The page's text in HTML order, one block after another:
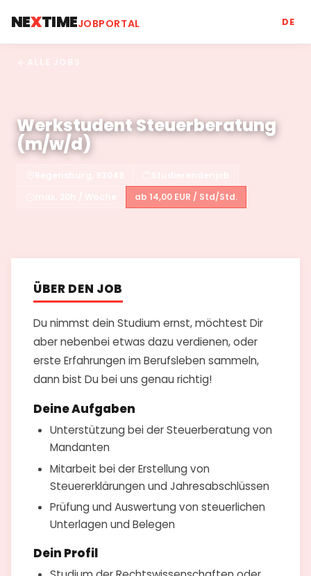
NEXTIMEJOBPORTAL DE
Werkstudent Steuerberatung
(m/w/d)
ab 14,00 EUR / Std/Std.
ÜBER DEN JOB
Du nimmst dein Studium ernst, möchtest Dir
aber nebenbei etwas dazu verdienen, oder
erste Erfahrungen im Berufsleben sammeln,
dann bist Du bei uns genau richtig!
Deine Aufgaben
Unterstützung bei der Steuerberatung von
Mandanten
Mitarbeit bei der Erstellung von
Steuererklärungen und Jahresabschlüssen
Prüfung und Auswertung von steuerlichen
Unterlagen und Belegen
Dein Profil